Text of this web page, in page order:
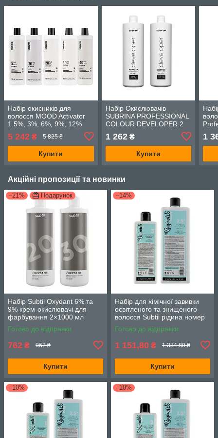
Набір окисників для
волосся MOOD Activator
1.5%, 3%, 6%, 9%, 12%
комплект 5 шт по 1000 мл
5 242 ₴ 5 825 ₴
Купити
Набір Окислювачів
SUBRINA PROFESSIONAL
COLOUR DEVELOPER 2
1 262₴
Купити
Vol.
1
Акційні пропозиції та новинки
–21% Подарунок
Набір Subtil Oxydant 6% та
9% крем-окислювачі для
фарбування 2×1000 мл
Готово до відправки
762 ₴ 962 ₴
Купити
–14%
Набір для хімічної завивки
освітленого та знищеного
волосся Subtil рідина номер
3 500 мл та закріплювач
нейтралізатор 1000 мл
Готово до відправки
1 151,80 ₴ 1 334,80 ₴
Купити
–10% –10%